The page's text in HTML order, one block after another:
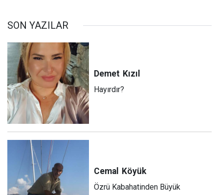
SON YAZILAR
Demet Kızıl
Hayırdır?
Cemal Köyük
Özrü Kabahatinden Büyük